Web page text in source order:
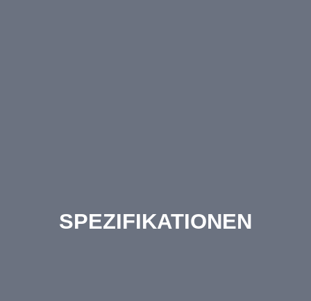
SPEZIFIKATIONEN